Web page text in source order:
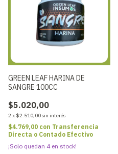
GREEN LEAF HARINA DE
SANGRE 100CC
$5.020,00
2x $2.510,00sin interés
$4.769,00 con Transferencia
Directa o Contado Efectivo
¡Solo quedan 4 en stock!